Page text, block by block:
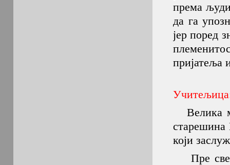
према
да га
јер поред
пријатеља
Велика
старешина
који
Пре